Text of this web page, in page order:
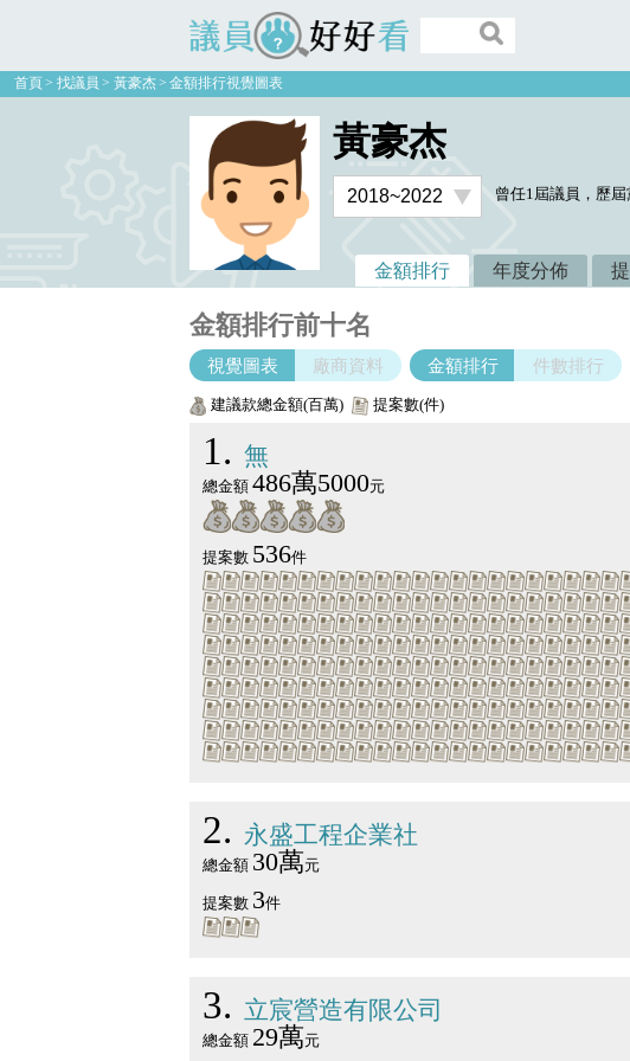
議員好好看
首頁 找議員 黃豪杰 金額排行視覺圖表
黃豪杰
曾任1屆議員，歷屆
金額排行 年度分佈
金額排行前十名
視覺圖表 廠商資料 金額排行 件數排行
建議款總金額(百萬) 提案數(件)
1 無
總金額486萬5000元
提案數 536件
2 永盛工程企業社
總金額 30萬元
提案數 3件
3 立宸營造有限公司
總金額 29萬元